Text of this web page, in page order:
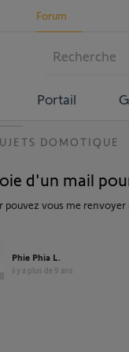
Forum
Portail
DOMOTIQUE
d'un mail
pouvez vous me renvoyer
Phie Phia L.
il y a plus de 9 ans